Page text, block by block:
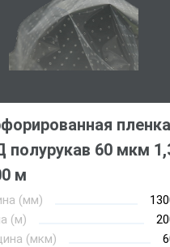
пленка
полурукав 60 мкм
м
(мм)
(м)
(мкм)